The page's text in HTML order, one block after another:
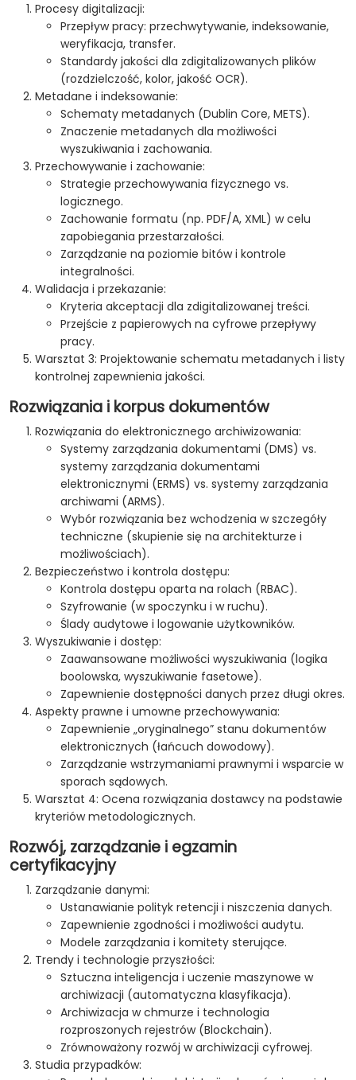
Procesy digitalizacji:
Przepływ pracy: przechwytywanie, indeksowanie,
weryfikacja, transfer.
Standardy jakości dla zdigitalizowanych plików
(rozdzielczość, kolor, jakość OCR).
Metadane i indeksowanie:
Schematy metadanych (Dublin Core, METS).
Znaczenie metadanych dla możliwości
wyszukiwania i zachowania.
Przechowywanie i zachowanie:
Strategie przechowywania fizycznego vs.
logicznego.
Zachowanie formatu (np. PDF/A, XML) w celu
zapobiegania przestarzałości.
Zarządzanie na poziomie bitów i kontrole
integralności.
Walidacja i przekazanie:
Kryteria akceptacji dla zdigitalizowanej treści.
Przejście z papierowych na cyfrowe przepływy
pracy.
Warsztat 3: Projektowanie schematu metadanych i listy
kontrolnej zapewnienia jakości.
Rozwiązania i korpus dokumentów
Rozwiązania do elektronicznego archiwizowania:
Systemy zarządzania dokumentami (DMS) vs.
systemy zarządzania dokumentami
elektronicznymi (ERMS) vs. systemy zarządzania
archiwami (ARMS).
Wybór rozwiązania bez wchodzenia w szczegóły
techniczne (skupienie się na architekturze i
możliwościach).
Bezpieczeństwo i kontrola dostępu:
Kontrola dostępu oparta na rolach (RBAC).
Szyfrowanie (w spoczynku i w ruchu).
Ślady audytowe i logowanie użytkowników.
Wyszukiwanie i dostęp:
Zaawansowane możliwości wyszukiwania (logika
boolowska, wyszukiwanie fasetowe).
Zapewnienie dostępności danych przez długi okres.
Aspekty prawne i umowne przechowywania:
Zapewnienie „oryginalnego” stanu dokumentów
elektronicznych (łańcuch dowodowy).
Zarządzanie wstrzymaniami prawnymi i wsparcie w
sporach sądowych.
Warsztat 4: Ocena rozwiązania dostawcy na podstawie
kryteriów metodologicznych.
Rozwój, zarządzanie i egzamin
certyfikacyjny
Zarządzanie danymi:
Ustanawianie polityk retencji i niszczenia danych.
Zapewnienie zgodności i możliwości audytu.
Modele zarządzania i komitety sterujące.
Trendy i technologie przyszłości:
Sztuczna inteligencja i uczenie maszynowe w
archiwizacji (automatyczna klasyfikacja).
Archiwizacja w chmurze i technologia
rozproszonych rejestrów (Blockchain).
Zrównoważony rozwój w archiwizacji cyfrowej.
Studia przypadków: